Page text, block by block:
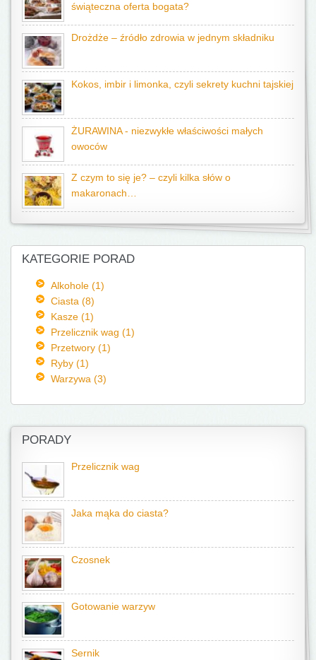
świąteczna oferta bogata?
Drożdże – źródło zdrowia w jednym składniku
Kokos, imbir i limonka, czyli sekrety kuchni tajskiej
ŻURAWINA - niezwykłe właściwości małych
owoców
Z czym to się je? – czyli kilka słów o
makaronach…
KATEGORIE PORAD
Alkohole (1)
Ciasta (8)
Kasze (1)
Przelicznik wag (1)
Przetwory (1)
Ryby (1)
Warzywa (3)
PORADY
Przelicznik wag
Jaka mąka do ciasta?
Czosnek
Gotowanie warzyw
Sernik